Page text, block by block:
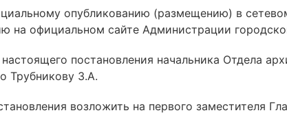
опубликованию (размещению) в
на официальном сайте Администрации
постановления начальника Отдела
Трубникову З.А.
возложить на первого заместителя